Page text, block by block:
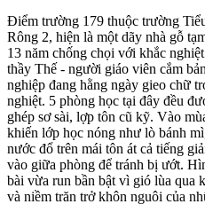
Điểm trường 179 thuộc trường
Rông 2, hiện là một dãy nhà gỗ
13 năm chống chọi với khắc
thầy Thế - người giáo viên cắm
nghiệp đang hằng ngày gieo chữ
nghiệt. 5 phòng học tại đây đều
ghép sơ sài, lợp tôn cũ kỹ. Vào
khiến lớp học nóng như lò bánh
nước đổ trên mái tôn át cả tiếng
vào giữa phòng để tránh bị ướt.
bài vừa run bần bật vì gió lùa qua
và niềm trăn trở khôn nguôi của